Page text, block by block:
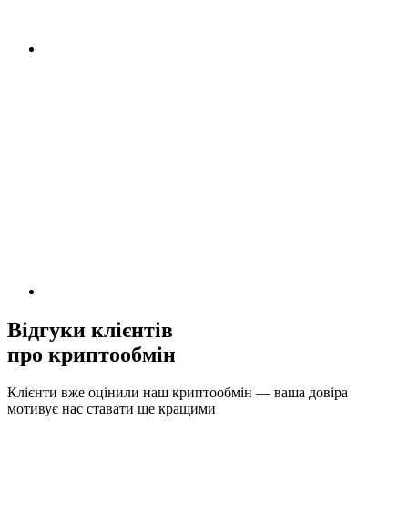
Відгуки клієнтів
про криптообмін
Клієнти вже оцінили наш криптообмін — ваша довіра
мотивує нас ставати ще кращими